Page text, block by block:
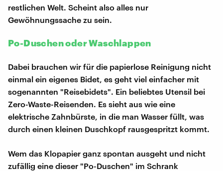
restlichen Welt. Scheint also alles nur
Gewöhnungssache zu sein.
Po-Duschen oder Waschlappen
Dabei brauchen wir für die papierlose Reinigung nicht
einmal ein eigenes Bidet, es geht viel einfacher mit
sogenannten "Reisebidets". Ein beliebtes Utensil bei
Zero-Waste-Reisenden. Es sieht aus wie eine
elektrische Zahnbürste, in die man Wasser füllt, was
durch einen kleinen Duschkopf rausgespritzt kommt.
Wem das Klopapier ganz spontan ausgeht und nicht
zufällig eine dieser "Po-Duschen" im Schrank